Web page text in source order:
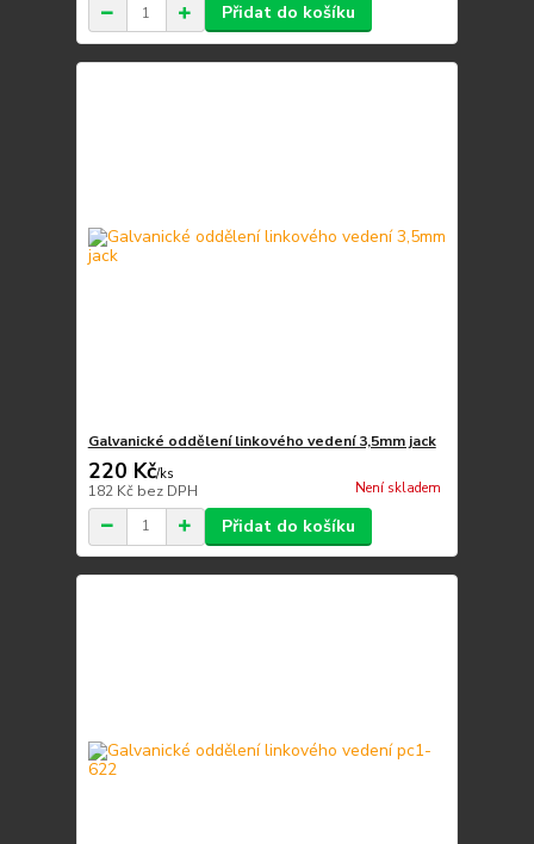
Přidat do košíku
Galvanické oddělení linkového vedení 3,5mm jack
220 Kč/ks
182 Kč bez DPH Není skladem
Přidat do košíku